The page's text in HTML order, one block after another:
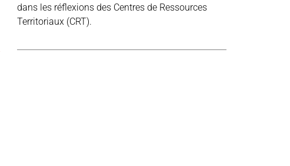
dans les réflexions des Centres de Ressources
Territoriaux (CRT).